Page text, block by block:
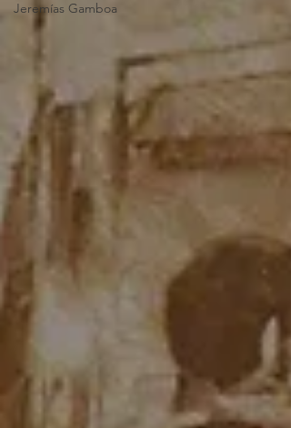
Jeremías Gamboa